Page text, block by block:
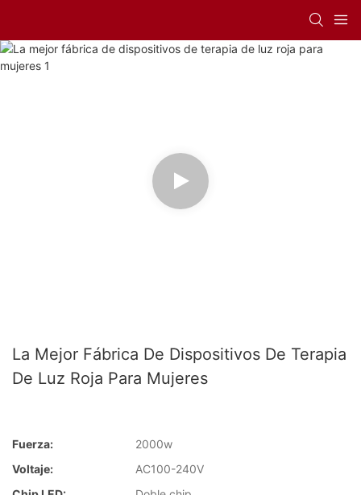
La Mejor Fábrica De Dispositivos De Terapia
De Luz Roja Para Mujeres
Fuerza:
2000w
Voltaje:
AC100-240V